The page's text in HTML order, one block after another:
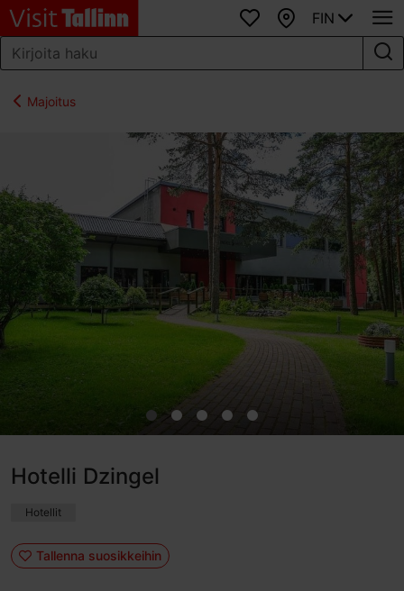
SuosikitKartta
FIN
Majoitus
Hotelli Dzingel
Hotellit
Tallenna suosikkeihin